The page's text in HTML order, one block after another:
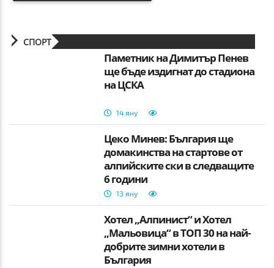
СПОРТ
Паметник на Димитър Пенев
ще бъде издигнат до стадиона
на ЦСКА
14 яну
Цеко Минев: България ще
домакинства на стартове от
алпийските ски в следващите
6 години
13 яну
Хотел „Алпинист“ и Хотел
„Мальовица“ в ТОП 30 на най-
добрите зимни хотели в
България